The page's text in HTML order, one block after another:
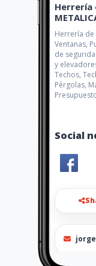
Herrería
Herrería de
Ventanas,
de
y
Techos,
Pérgolas,
Social